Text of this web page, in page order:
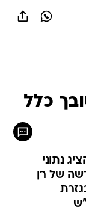
כלל
נתוני
של רן
מושקת עם 11.7%. בגזרת